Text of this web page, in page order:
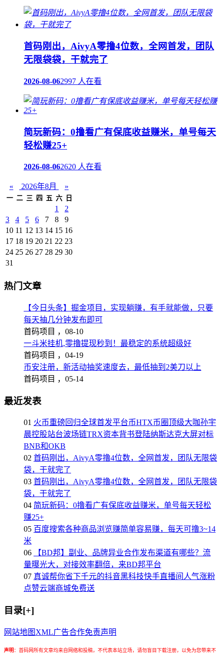
首码刚出，AivyA零撸4位数，全网首发，团队
无限袋袋，干就完了
2026-08-062997 人在看
简玩新码：0撸看广有保底收益赚米，单号每天
轻松赚25+
2026-08-062620 人在看
« 2026年8月 »
一 二 三 四 五 六 日
1
2
3
4 5 6 7 8
9
10 11 12 13 14 15 16
17 18 19 20 21 22 23
24 25 26 27 28 29 30
31
热门文章
【今日头条】掘金项目，实现躺赚，有手就能做，只要
每天抽几分钟发布即可
首码项目 ， 08-10
一斗米挂机,零撸提现秒到！最稳定的系统超级好
首码项目 ， 04-19
币安注册，新活动抽奖速度去，最低抽到2美刀以上
首码项目 ， 05-14
最近发表
01 火币重磅回归全球首发平台币HTX币圈顶级大咖孙宇
晨控股站台波场链TRX资本背书登陆纳斯达克大屏对标
BNB和OKB
02 首码刚出，AivyA零撸4位数，全网首发，团队无限袋
袋，干就完了
03 首码刚出，AivyA零撸4位数，全网首发，团队无限袋
袋，干就完了
04 简玩新码：0撸看广有保底收益赚米，单号每天轻松
赚25+
05 百度搜索各种商品浏览赚简单容易赚，每天可撸3~14
米
06
【BD邦】副业、品牌异业合作发布渠道有哪些？流
量曝光大，对接效率翻倍，来BD邦平台
07 真诚帮你省下千元的抖音黑科技快手直播间人气涨粉
点赞云端商城免费送
目录[+]
网站地图 XML广告合作免责声明
声明： 首码网所有文章均来自网络和投稿，不代表本站立场，请勿盲目下载注册，以免为您带来不